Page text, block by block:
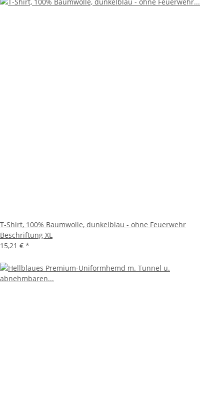
T-Shirt, 100% Baumwolle, dunkelblau - ohne Feuerwehr
Beschriftung XL
15,21 € *